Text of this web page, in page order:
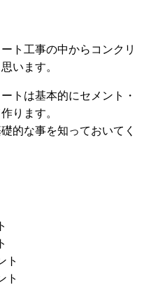
ト工事の中からコンクリ
います。
トは基本的にセメント・
ります。
的な事を知っておいてく
ト
ト